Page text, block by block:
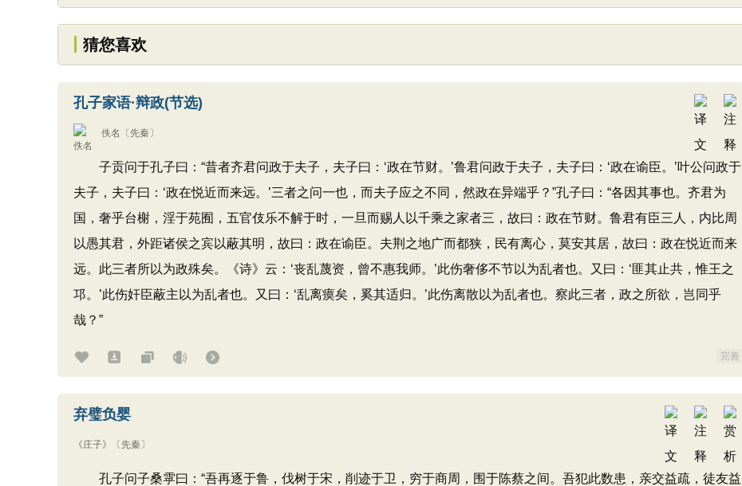
猜您喜欢
孔子家语·辩政(节选)
佚名 〔先秦〕
子贡问于孔子曰：“昔者齐君问政于夫子，夫子曰：‘政在节财。’鲁君问政于夫子，夫子曰：‘政在谕臣。’叶公问政于
夫子，夫子曰：‘政在悦近而来远。’三者之问一也，而夫子应之不同，然政在异端乎？”孔子曰：“各因其事也。齐君为
国，奢乎台榭，淫于苑囿，五官伎乐不解于时，一旦而赐人以千乘之家者三，故曰：政在节财。鲁君有臣三人，内比周
以愚其君，外距诸侯之宾以蔽其明，故曰：政在谕臣。夫荆之地广而都狭，民有离心，莫安其居，故曰：政在悦近而来
远。此三者所以为政殊矣。《诗》云：‘丧乱蔑资，曾不惠我师。’此伤奢侈不节以为乱者也。又曰：‘匪其止共，惟王之
邛。’此伤奸臣蔽主以为乱者也。又曰：‘乱离瘼矣，奚其适归。’此伤离散以为乱者也。察此三者，政之所欲，岂同乎
哉？”
完善
弃璧负婴
《庄子》 〔先秦〕
孔子问子桑雽曰：​“吾再逐于鲁，伐树于宋，削迹于卫，穷于商周，围于陈蔡之间。吾犯此数患，亲交益疏，徒友益